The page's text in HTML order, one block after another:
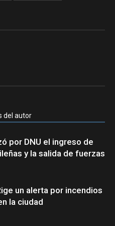
del autor
por DNU el ingreso de
y la salida de fuerzas
un alerta por incendios
la ciudad